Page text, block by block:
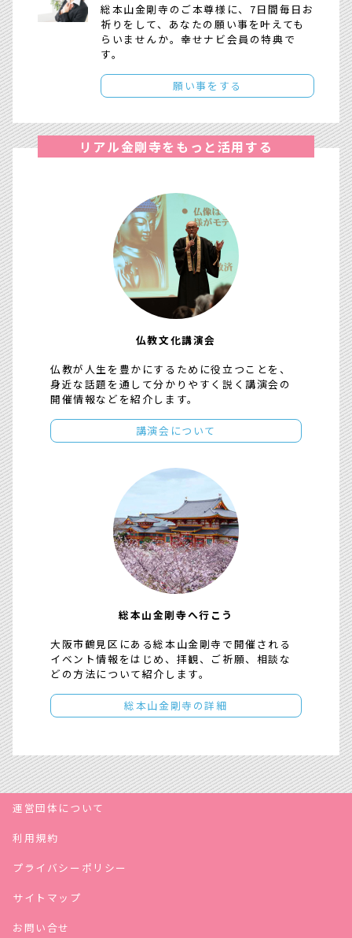
総本山金剛寺のご本尊様に、7日間毎日お
祈りをして、あなたの願い事を叶えても
らいませんか。幸せナビ会員の特典で
す。
願い事をする
リアル金剛寺をもっと活用する
仏教文化講演会
仏教が人生を豊かにするために役立つことを、
身近な話題を通して分かりやすく説く講演会の
開催情報などを紹介します。
講演会について
総本山金剛寺へ行こう
大阪市鶴見区にある総本山金剛寺で開催される
イベント情報をはじめ、拝観、ご祈願、相談な
どの方法について紹介します。
総本山金剛寺の詳細
運営団体について
利用規約
プライバシーポリシー
サイトマップ
お問い合せ